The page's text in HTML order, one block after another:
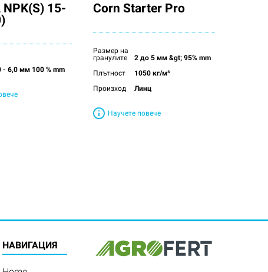
NPK(S) 15-
- 6,0 мм 100 % mm
Corn Starter Pro
Размер на
гранулите
2 до 5 мм &gt; 95% mm
Плътност
1050 кг/м³
Произход
Линц
Научете повече
HАВИГАЦИЯ